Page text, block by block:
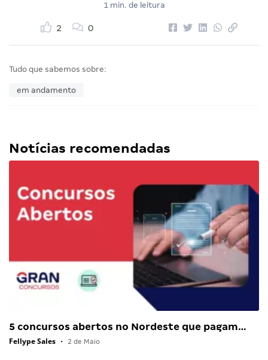
1 min. de leitura
2 0
Tudo que sabemos sobre:
em andamento
Notícias recomendadas
5 concursos abertos no Nordeste que pagam…
Fellype Sales • 2 de Maio